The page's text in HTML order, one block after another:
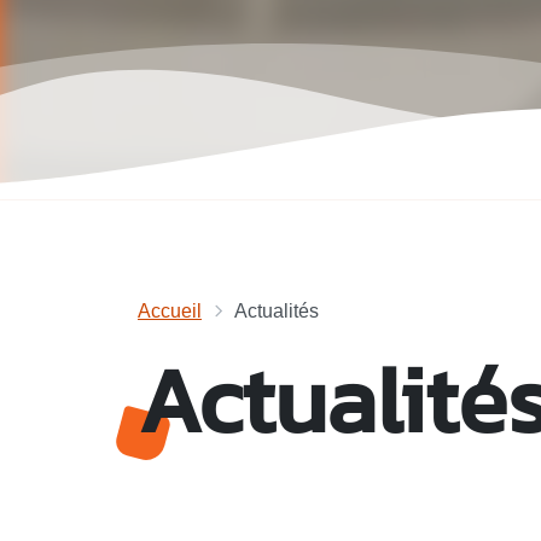
Accueil Actualités